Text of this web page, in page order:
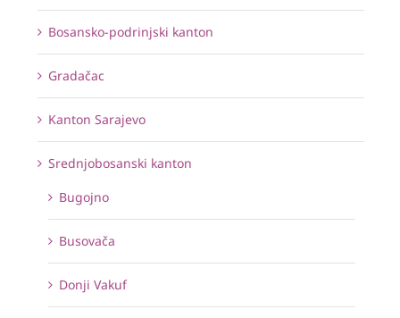
Bosansko-podrinjski kanton
Gradačac
Kanton Sarajevo
Srednjobosanski kanton
Bugojno
Busovača
Donji Vakuf